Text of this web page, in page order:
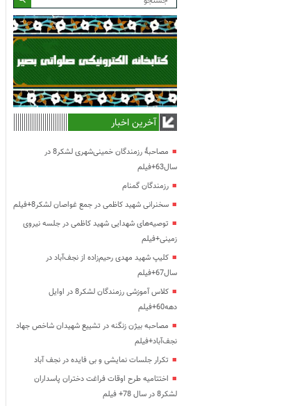
آخرین اخبار
مصاحبۀ رزمندگان خمینی‌شهری لشکر8 در
سال63+فیلم
رزمندگان گمنام
سخنرانی شهید کاظمی در جمع غواصان لشکر8+فیلم
توصیه‌های شهدایی شهید کاظمی در جلسه نیروی
زمینی+فیلم
کلیپ شهید مهدی رحیم‌زاده از نجف‌آباد در
سال67+فیلم
کلاس آموزشی رزمندگان لشکر8 در اوایل
دهه60+فیلم
مصاحبه بیژن زنگنه در تشییع شهیدان شاخص جهاد
نجف‌آباد+فیلم
تکرار جلسات نمایشی و بی فایده در نجف آباد
اختتامیه طرح اوقات فراغت دختران پاسداران
لشکر8 در سال 78+ فیلم